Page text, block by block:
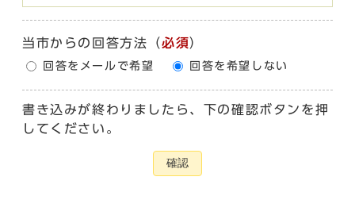
当市からの回答方法 （必須）
回答をメールで希望 回答を希望しない
書き込みが終わりましたら、下の確認ボタンを押
してください。
確認